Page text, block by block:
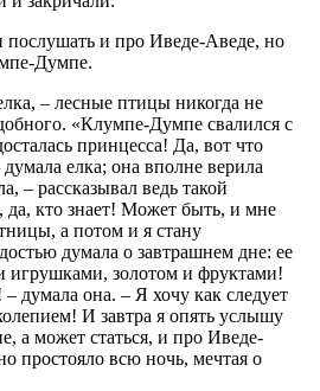
и про Иведе-Аведе, но
Думпе.
– лесные птицы никогда не
«Клумпе-Думпе свалился с
принцесса! Да, вот что
елка; она вполне верила
– рассказывал ведь такой
да, кто знает! Может быть, и мне
а потом и я стану
думала о завтрашнем дне: ее
игрушками, золотом и фруктами!
думала она. – Я хочу как следует
И завтра я опять услышу
а может статься, и про Иведе-
простояло всю ночь, мечтая о